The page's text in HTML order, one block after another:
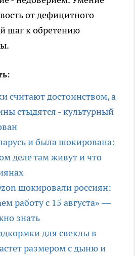
от дефицитного
шаг к обретению
считают достоинством, а
стыдятся - культурный
и была шокирована:
деле там живут и что
шокировали россиян:
работу с 15 августа» —
знать
для свеклы в
размером с дыню и